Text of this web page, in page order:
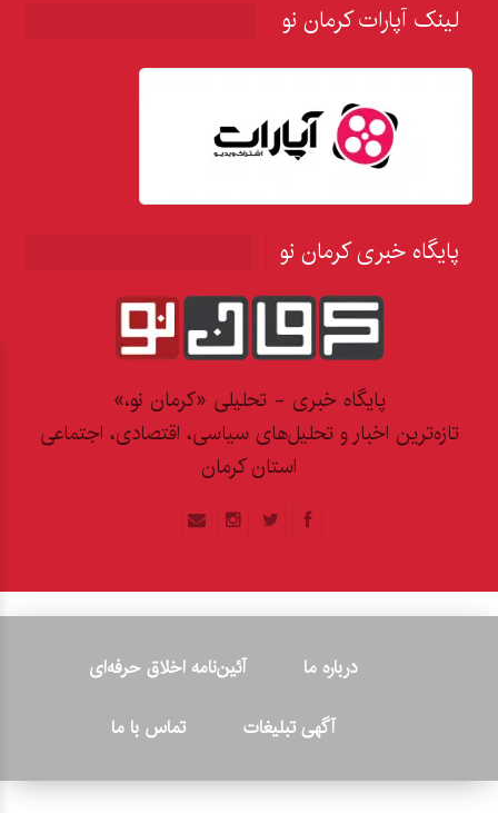
لینک آپارات کرمان نو
پایگاه خبری کرمان نو
پایگاه خبری - تحلیلی «کرمان نو،»
تازه‌ترین اخبار و تحلیل‌های سیاسی، اقتصادی، اجتماعی
استان کرمان
درباره ما
آئین‌نامه اخلاق حرفه‌ای
آگهی تبلیغات
تماس با ما